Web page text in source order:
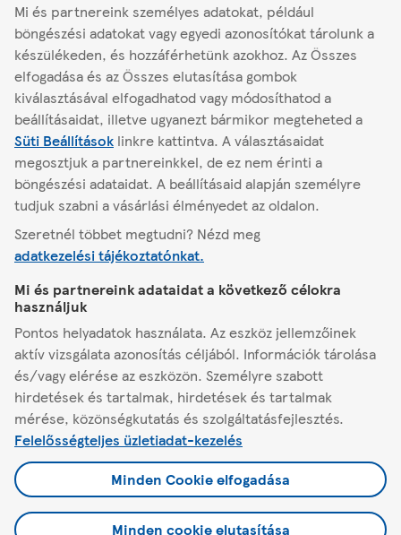
Mi és partnereink személyes adatokat, például
böngészési adatokat vagy egyedi azonosítókat tárolunk a
készülékeden, és hozzáférhetünk azokhoz. Az Összes
elfogadása és az Összes elutasítása gombok
kiválasztásával elfogadhatod vagy módosíthatod a
beállításaidat, illetve ugyanezt bármikor megteheted a
Süti Beállítások linkre kattintva. A választásaidat
megosztjuk a partnereinkkel, de ez nem érinti a
böngészési adataidat. A beállításaid alapján személyre
tudjuk szabni a vásárlási élményedet az oldalon.
Szeretnél többet megtudni? Nézd meg
adatkezelési tájékoztatónkat.
Mi és partnereink adataidat a következő célokra
használjuk
Pontos helyadatok használata. Az eszköz jellemzőinek
aktív vizsgálata azonosítás céljából. Információk tárolása
és/vagy elérése az eszközön. Személyre szabott
hirdetések és tartalmak, hirdetések és tartalmak
mérése, közönségkutatás és szolgáltatásfejlesztés.
Felelősségteljes üzletiadat-kezelés
Minden Cookie elfogadása
Minden cookie elutasítása
Zárva- Ekkor nyit 06:00
Áruház adatai Áruház kínálata
Másik áruház keresése
Vasarosnameny Beregszászi út 1/b.
A Tescóról
Segítség
Minden, ami Tesco
Jogi tudnivalók és beállítások